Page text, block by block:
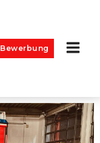
Bewerbung